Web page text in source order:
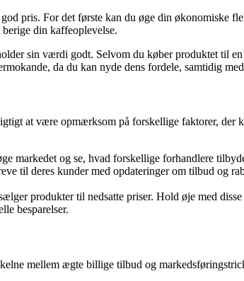
pris. For det første kan du øge din økonomiske
din kaffeoplevelse.
sin værdi godt. Selvom du køber produktet til
da du kan nyde dens fordele, samtidig
at være opmærksom på forskellige faktorer, der
markedet og se, hvad forskellige forhandlere
til deres kunder med opdateringer om tilbud og
produkter til nedsatte priser. Hold øje med
besparelser.
mellem ægte billige tilbud og